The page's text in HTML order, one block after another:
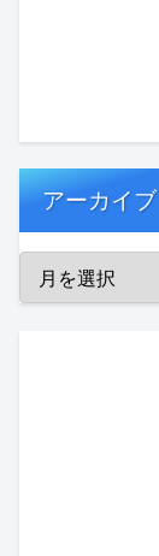
アーカイブ